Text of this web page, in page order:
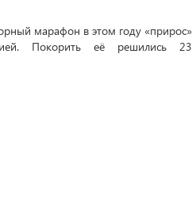
марафон в этом году «прирос»
Покорить её решились 23